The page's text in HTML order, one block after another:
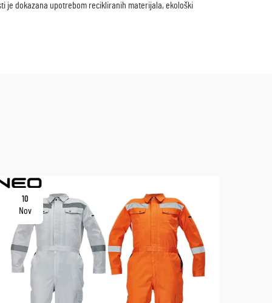
je dokazana upotrebom recikliranih materijala, ekološki
10
Nov